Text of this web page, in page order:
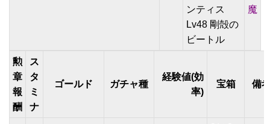
ンティス
Lv48 剛殻の
ビートル
魔
勲
章
報
酬
ス
タ
ミ
ナ
ゴールド ガチャ種
経験値(効
率)
宝箱 備